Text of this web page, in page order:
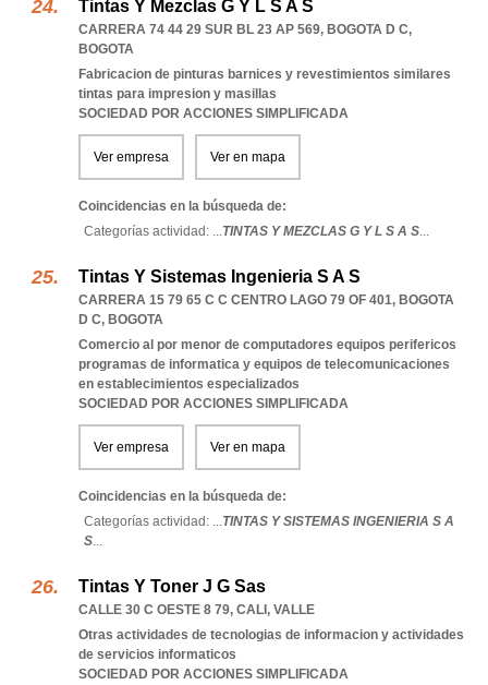
Tintas Y Mezclas G Y L S A S
CARRERA 74 44 29 SUR BL 23 AP 569, BOGOTA D C,
BOGOTA
Fabricacion de pinturas barnices y revestimientos similares
tintas para impresion y masillas
SOCIEDAD POR ACCIONES SIMPLIFICADA
Ver empresa Ver en mapa
Coincidencias en la búsqueda de:
Categorías actividad: ...TINTAS Y MEZCLAS G Y L S A S...
Tintas Y Sistemas Ingenieria S A S
CARRERA 15 79 65 C C CENTRO LAGO 79 OF 401, BOGOTA
D C, BOGOTA
Comercio al por menor de computadores equipos perifericos
programas de informatica y equipos de telecomunicaciones
en establecimientos especializados
SOCIEDAD POR ACCIONES SIMPLIFICADA
Ver empresa Ver en mapa
Coincidencias en la búsqueda de:
Categorías actividad: ...TINTAS Y SISTEMAS INGENIERIA S A
S...
Tintas Y Toner J G Sas
CALLE 30 C OESTE 8 79, CALI , VALLE
Otras actividades de tecnologias de informacion y actividades
de servicios informaticos
SOCIEDAD POR ACCIONES SIMPLIFICADA